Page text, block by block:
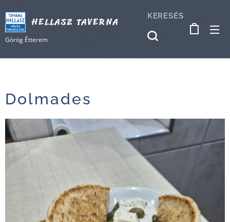
HELLASZ TAVERNA
Görög Étterem
KERESÉS
Dolmades